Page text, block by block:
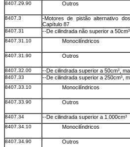
8407.29.90 Outros
8407.3
-Motores de pistão alternativo
Capítulo 87
8407.31 --De cilindrada não superior a 50cm³
8407.31.10 Monocilíndricos
8407.31.90 Outros
8407.32.00 --De cilindrada superior a 50cm³,
8407.33 --De cilindrada superior a 250cm³,
8407.33.10 Monocilíndricos
8407.33.90 Outros
8407.34 --De cilindrada superior a 1.000cm³
8407.34.10 Monocilíndricos
8407.34.90 Outros